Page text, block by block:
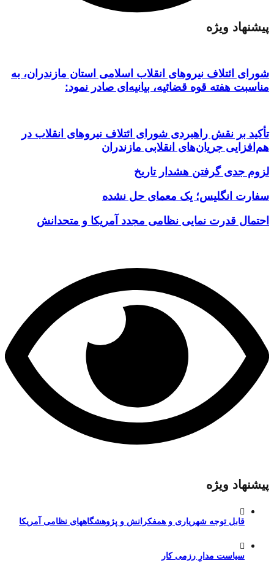
پیشنهاد ویژه
شورای ائتلاف نیروهای انقلاب اسلامی استان مازندران، به
مناسبت هفته قوه قضائیه، بیانیه‌ای صادر نمود:
تأکید بر نقش راهبردی شورای ائتلاف نیروهای انقلاب در
هم‌افزایی جریان‌های انقلابی مازندران
لزوم جدی گرفتن هشدار تاریخ
سفارت انگلیس؛ یک معمای حل نشده
احتمال قدرت نمایی نظامی مجدد آمریکا و متحدانش
پیشنهاد ویژه
قابل توجه شهریاری و همفکرانش و پژوهشگاههای نظامی آمریکا
سیاست مدارِ رزمی کار